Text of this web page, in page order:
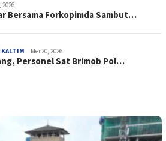
2026
Bersama Forkopimda Sambut…
KALTIM Mei 20, 2026
Personel Sat Brimob Pol…